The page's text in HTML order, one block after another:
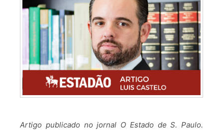
Artigo publicado no jornal O Estado de S. Paulo.